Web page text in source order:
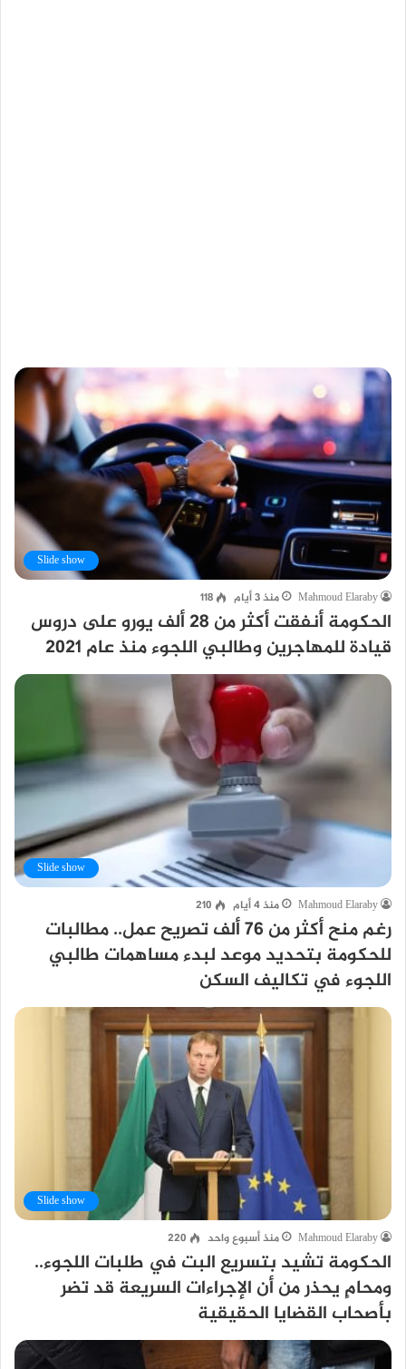
Slide show
Mahmoud Elaraby منذ 3 أيام 118
الحكومة أنفقت أكثر من 28 ألف يورو على دروس
قيادة للمهاجرين وطالبي اللجوء منذ عام 2021
Slide show
Mahmoud Elaraby منذ 4 أيام 210
رغم منح أكثر من 76 ألف تصريح عمل.. مطالبات
للحكومة بتحديد موعد لبدء مساهمات طالبي
اللجوء في تكاليف السكن
Slide show
Mahmoud Elaraby منذ أسبوع واحد 220
الحكومة تشيد بتسريع البت في طلبات اللجوء..
ومحامٍ يحذر من أن الإجراءات السريعة قد تضر
بأصحاب القضايا الحقيقية